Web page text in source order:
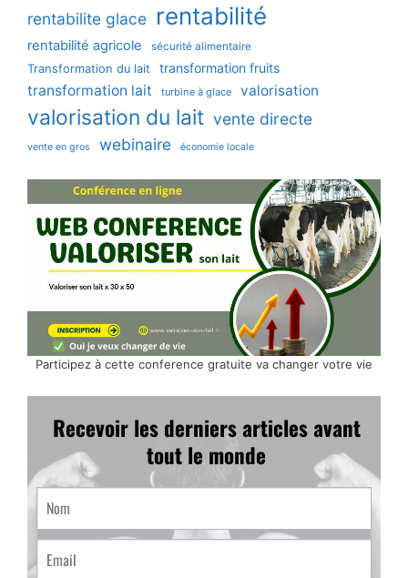
rentabilite glace rentabilité
rentabilité agricole sécurité alimentaire
Transformation du lait transformation fruits
transformation lait turbine à glace valorisation
valorisation du lait vente directe
vente en gros webinaire économie locale
Participez à cette conference gratuite va changer votre vie